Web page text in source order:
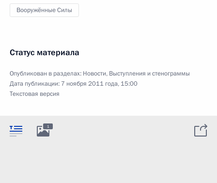
Вооружённые Силы
Статус материала
Опубликован в разделах: Новости, Выступления и стенограммы
Дата публикации: 7 ноября 2011 года, 15:00
Текстовая версия
1